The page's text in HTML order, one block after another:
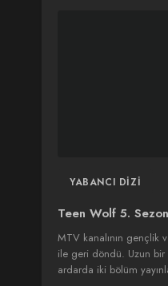
YABANCI DIZI
Teen Wolf 5.
MTV kanalının gençlik
ile geri döndü. Uzun bir
ardarda iki bölüm